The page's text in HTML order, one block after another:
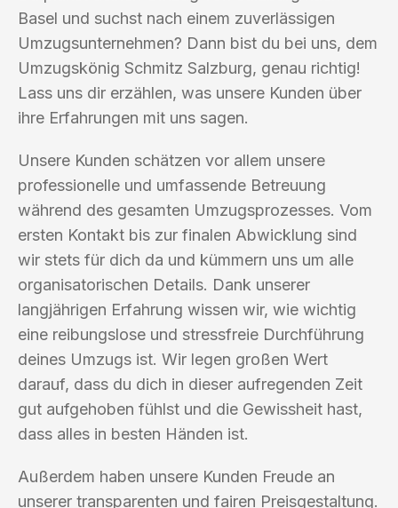
Basel und suchst nach einem zuverlässigen
Umzugsunternehmen? Dann bist du bei uns, dem
Umzugskönig Schmitz Salzburg, genau richtig!
Lass uns dir erzählen, was unsere Kunden über
ihre Erfahrungen mit uns sagen.
Unsere Kunden schätzen vor allem unsere
professionelle und umfassende Betreuung
während des gesamten Umzugsprozesses. Vom
ersten Kontakt bis zur finalen Abwicklung sind
wir stets für dich da und kümmern uns um alle
organisatorischen Details. Dank unserer
langjährigen Erfahrung wissen wir, wie wichtig
eine reibungslose und stressfreie Durchführung
deines Umzugs ist. Wir legen großen Wert
darauf, dass du dich in dieser aufregenden Zeit
gut aufgehoben fühlst und die Gewissheit hast,
dass alles in besten Händen ist.
Außerdem haben unsere Kunden Freude an
unserer transparenten und fairen Preisgestaltung.